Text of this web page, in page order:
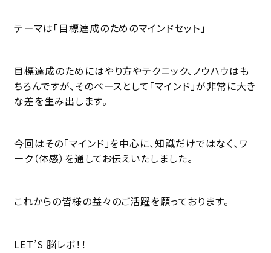
テーマは「目標達成のためのマインドセット」
目標達成のためにはやり方やテクニック、ノウハウはも
ちろんですが、そのベースとして「マインド」が非常に大き
な差を生み出します。
今回はその「マインド」を中心に、知識だけではなく、ワ
ーク（体感）を通してお伝えいたしました。
これからの皆様の益々のご活躍を願っております。
LET’S 脳レボ！！